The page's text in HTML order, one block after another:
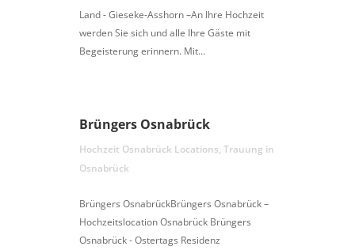
Land - Gieseke-Asshorn –An Ihre Hochzeit
werden Sie sich und alle Ihre Gäste mit
Begeisterung erinnern. Mit...
Brüngers Osnabrück
Hochzeit Osnabrück Locations, Trauung in
Osnabrück
Brüngers OsnabrückBrüngers Osnabrück –
Hochzeitslocation Osnabrück Brüngers
Osnabrück - Ostertags Residenz